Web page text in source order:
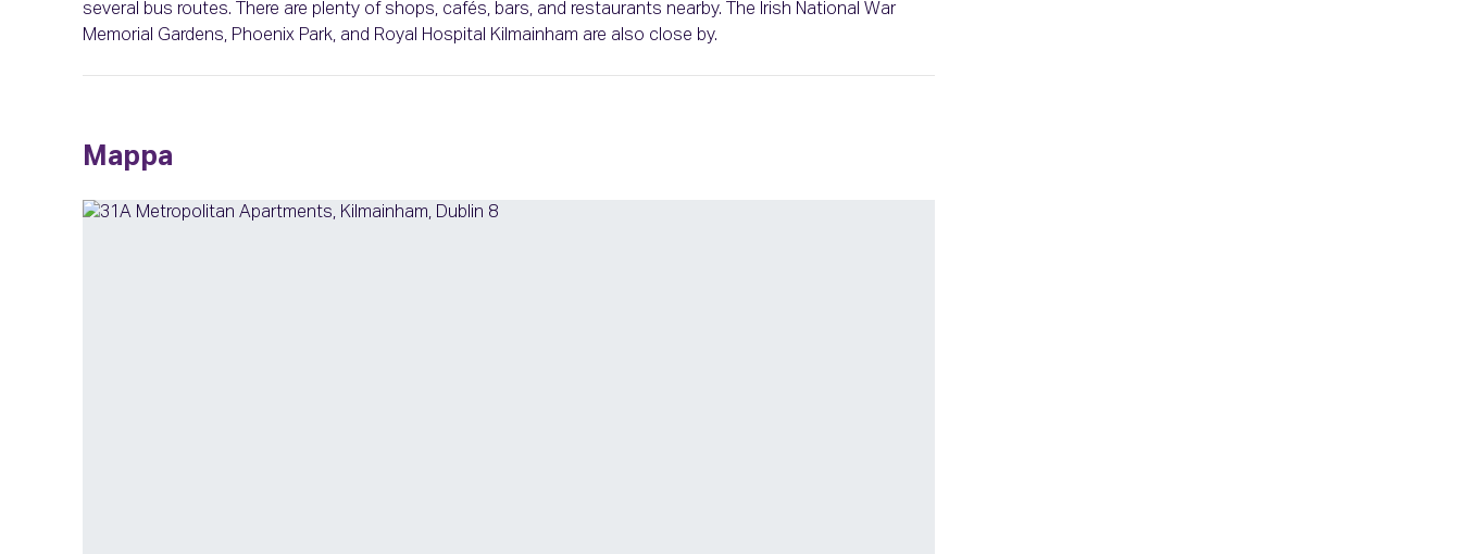
several bus routes. There are plenty of shops, cafés, bars, and restaurants nearby. The Irish National War
Memorial Gardens, Phoenix Park, and Royal Hospital Kilmainham are also close by.
Mappa